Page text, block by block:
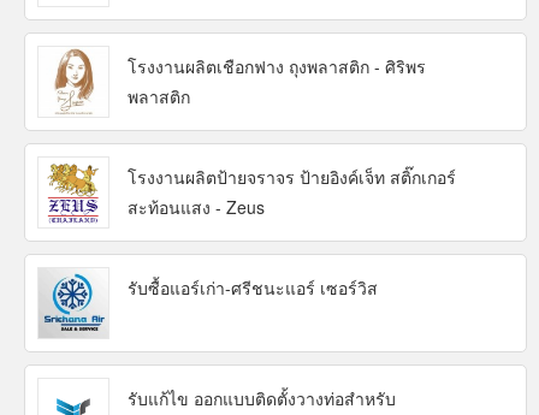
โรงงานผลิตเชือกฟาง ถุงพลาสติก - ศิริพร
พลาสติก
โรงงานผลิตป้ายจราจร ป้ายอิงค์เจ็ท สติ๊กเกอร์
สะท้อนแสง - Zeus
รับซื้อแอร์เก่า-ศรีชนะแอร์ เซอร์วิส
รับแก้ไข ออกแบบติดตั้งวางท่อสำหรับ